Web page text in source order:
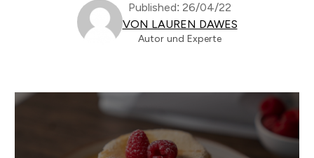
Published: 26/04/22
VON LAUREN DAWES
Autor und Experte